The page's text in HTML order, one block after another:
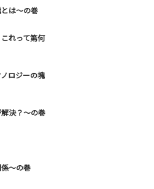
は～の巻
れって第何
ロジーの塊
決？～の巻
～の巻